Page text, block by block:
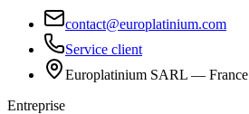
contact@europlatinium.com
Service client
Europlatinium SARL — France
Entreprise